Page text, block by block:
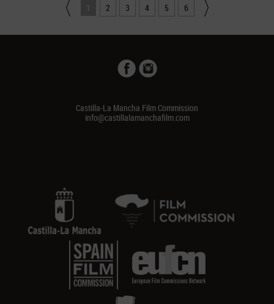
1 2 3 4 5 6
Castilla-La Mancha Film Commission
info@castillalamanchafilm.com